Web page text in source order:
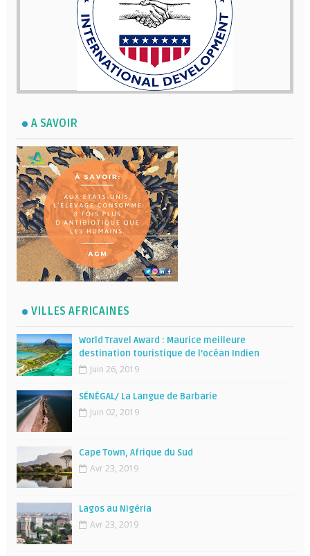
A SAVOIR
VILLES AFRICAINES
World Travel Award : Maurice meilleure
destination touristique de l’océan Indien
Juin 26, 2019
SÉNÉGAL/ La Langue de Barbarie
Juin 02, 2019
Cape Town, Afrique du Sud
Avr 23, 2019
Lagos au Nigéria
Avr 23, 2019